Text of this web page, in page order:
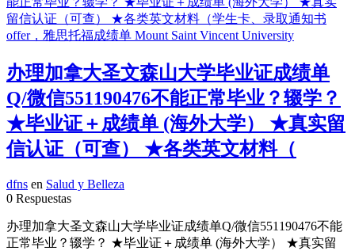
办理加拿大圣文森山大学毕业证成绩单
Q/微信551190476不能正常毕业？辍学？
★毕业证＋成绩单 (海外大学） ★真实留
信认证（可查） ★各类英文材料（
dfns en Salud y Belleza
0 Respuestas
办理加拿大圣文森山大学毕业证成绩单Q/微信551190476不能
正常毕业？辍学？ ★毕业证＋成绩单 (海外大学） ★真实留